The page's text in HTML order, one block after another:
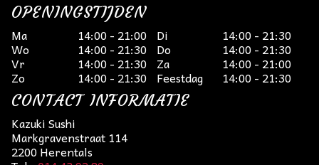
OPENINGSTIJDEN
Ma 14:00 - 21:00 Di 14:00 - 21:30
Wo 14:00 - 21:30 Do 14:00 - 21:30
Vr 14:00 - 21:30 Za 14:00 - 21:00
Zo 14:00 - 21:30 Feestdag 14:00 - 21:30
CONTACT INFORMATIE
Kazuki Sushi
Markgravenstraat 114
2200 Herentals